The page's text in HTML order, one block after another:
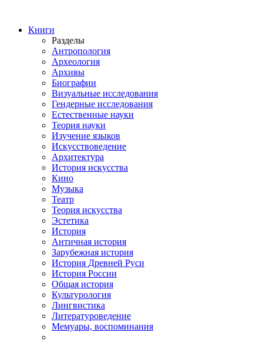
Книги
Разделы
Антропология
Археология
Архивы
Биографии
Визуальные исследования
Гендерные исследования
Естественные науки
Теория науки
Изучение языков
Искусствоведение
Архитектура
История искусства
Кино
Музыка
Театр
Теория искусства
Эстетика
История
Античная история
Зарубежная история
История Древней Руси
История России
Общая история
Культурология
Лингвистика
Литературоведение
Мемуары, воспоминания